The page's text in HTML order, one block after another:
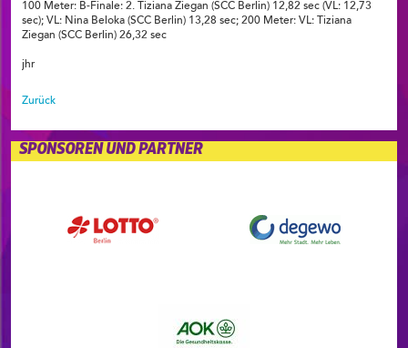
100 Meter: B-Finale: 2. Tiziana Ziegan (SCC Berlin) 12,82 sec (VL: 12,73
sec); VL: Nina Beloka (SCC Berlin) 13,28 sec; 200 Meter: VL: Tiziana
Ziegan (SCC Berlin) 26,32 sec
jhr
Zurück
SPONSOREN UND PARTNER